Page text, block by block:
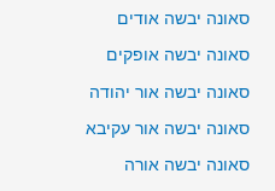
סאונה יבשה אודים
סאונה יבשה אופקים
סאונה יבשה אור יהודה
סאונה יבשה אור עקיבא
סאונה יבשה אורה